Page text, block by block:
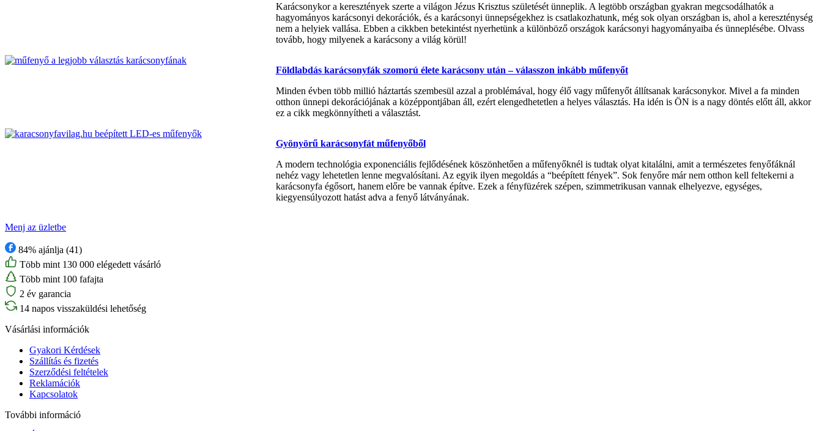
Karácsonykor a keresztények szerte a világon Jézus Krisztus születését ünneplik. A legtöbb országban gyakran megcsodálhatók a
hagyományos karácsonyi dekorációk, és a karácsonyi ünnepségekhez is csatlakozhatunk, még sok olyan országban is, ahol a kereszténység
nem a helyiek vallása. Ebben a cikkben betekintést nyerhetünk a különböző országok karácsonyi hagyományaiba és ünneplésébe. Olvass
tovább, hogy milyenek a karácsony a világ körül!
Földlabdás karácsonyfák szomorú élete karácsony után – válasszon inkább műfenyőt
Minden évben több millió háztartás szembesül azzal a problémával, hogy élő vagy műfenyőt állítsanak karácsonykor. Mivel a fa minden
otthon ünnepi dekorációjának a középpontjában áll, ezért elengedhetetlen a helyes választás. Ha idén is ÖN is a nagy döntés előtt áll, akkor
ez a cikk megkönnyítheti a választást.
Gyönyörű karácsonyfát műfenyőből
A modern technológia exponenciális fejlődésének köszönhetően a műfenyőknél is tudtak olyat kitalálni, amit a természetes fenyőfáknál
nehéz vagy lehetetlen lenne megvalósítani. Az egyik ilyen megoldás a “beépített fények”. Sok fenyőre már nem otthon kell feltekerni a
karácsonyfa égősort, hanem előre be vannak építve. Ezek a fényfüzérek szépen, szimmetrikusan vannak elhelyezve, egységes,
kiegyensúlyozott hatást adva a fenyő látványának.
Menj az üzletbe
84% ajánlja (41)
Több mint 130 000 elégedett vásárló
Több mint 100 fafajta
2 év garancia
14 napos visszaküldési lehetőség
Vásárlási információk
Gyakori Kérdések
Szállítás és fizetés
Szerződési feltételek
Reklamációk
Kapcsolatok
További információ